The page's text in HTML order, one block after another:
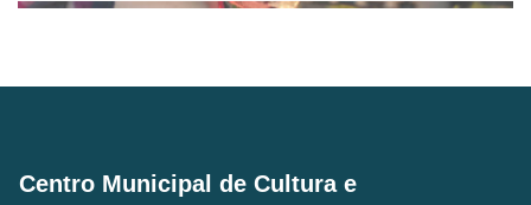
Centro Municipal de Cultura e